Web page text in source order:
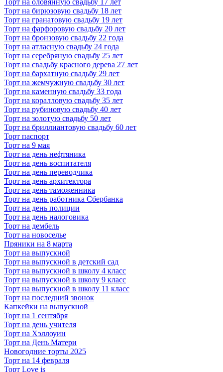
Торт на оловянную свадьбу 17 лет
Торт на бирюзовую свадьбу 18 лет
Торт на гранатовую свадьбу 19 лет
Торт на фарфоровую свадьбу 20 лет
Торт на бронзовую свадьбу 22 года
Торт на атласную свадьбу 24 года
Торт на серебряную свадьбу 25 лет
Торт на свадьбу красного дерева 27 лет
Торт на бархатную свадьбу 29 лет
Торт на жемчужную свадьбу 30 лет
Торт на каменную свадьбу 33 года
Торт на коралловую свадьбу 35 лет
Торт на рубиновую свадьбу 40 лет
Торт на золотую свадьбу 50 лет
Торт на бриллиантовую свадьбу 60 лет
Торт паспорт
Торт на 9 мая
Торт на день нефтяника
Торт на день воспитателя
Торт на день переводчика
Торт на день архитектора
Торт на день таможенника
Торт на день работника Сбербанка
Торт на день полиции
Торт на день налоговика
Торт на дембель
Торт на новоселье
Пряники на 8 марта
Торт на выпускной
Торт на выпускной в детский сад
Торт на выпускной в школу 4 класс
Торт на выпускной в школу 9 класс
Торт на выпускной в школу 11 класс
Торт на последний звонок
Капкейки на выпускной
Торт на 1 сентября
Торт на день учителя
Торт на Хэллоуин
Торт на День Матери
Новогодние торты 2025
Торт на 14 февраля
Торт Love is